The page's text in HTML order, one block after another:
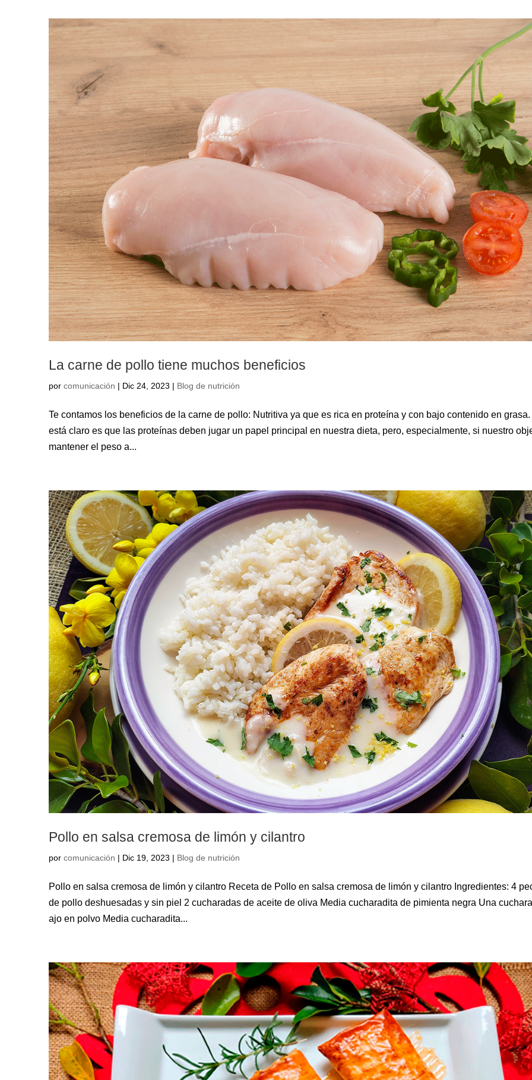
La carne de pollo tiene muchos beneficios
por comunicación | Dic 24, 2023 | Blog de nutrición
Te contamos los beneficios de la carne de pollo: Nutritiva ya que es rica en proteína y con bajo contenido en
está claro es que las proteínas deben jugar un papel principal en nuestra dieta, pero, especialmente, si nuestro
mantener el peso a...
Pollo en salsa cremosa de limón y cilantro
por comunicación | Dic 19, 2023 | Blog de nutrición
Pollo en salsa cremosa de limón y cilantro Receta de Pollo en salsa cremosa de limón y cilantro Ingredientes: 4
de pollo deshuesadas y sin piel 2 cucharadas de aceite de oliva Media cucharadita de pimienta negra Una
ajo en polvo Media cucharadita...